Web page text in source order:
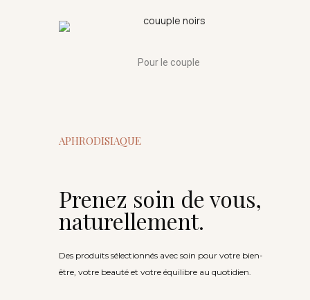
Pour le couple
APHRODISIAQUE
Prenez soin de vous,
naturellement.
Des produits sélectionnés avec soin pour votre bien-
être, votre beauté et votre équilibre au quotidien.